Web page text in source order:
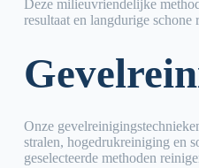
Deze milieuvriendelijke
resultaat en langdurige schone
Onze
stralen, hogedrukreiniging en
geselecteerde methoden